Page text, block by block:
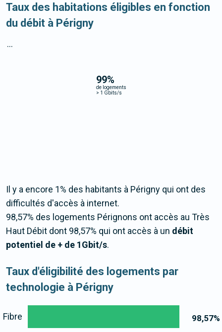
Taux des habitations éligibles en fonction
du débit à Périgny
99%
de logements
> 1 Gbits/s
...
Il y a encore 1% des habitants à Périgny qui ont des
difficultés d'accès à internet.
98,57% des logements Pérignons ont accès au Très
Haut Débit dont 98,57% qui ont accès à un débit
potentiel de + de 1Gbit/s.
Taux d'éligibilité des logements par
technologie à Périgny
98,57%
Fibre